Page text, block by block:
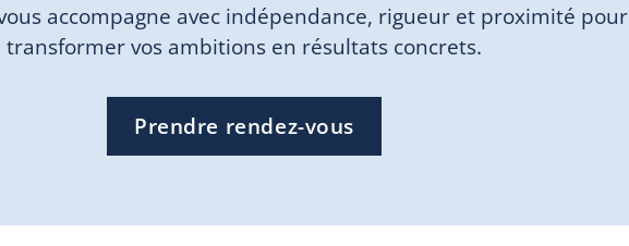
accompagne avec indépendance, rigueur et proximité pour
transformer vos ambitions en résultats concrets.
Prendre rendez-vous